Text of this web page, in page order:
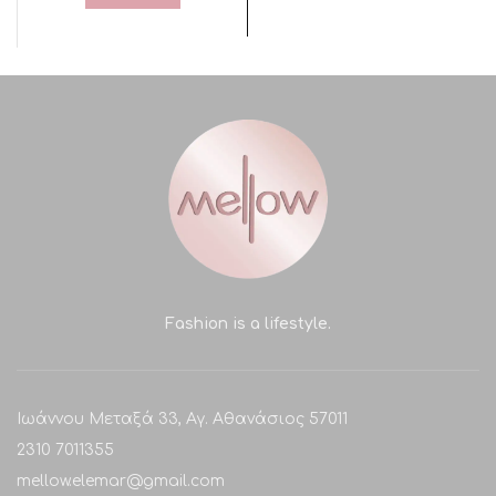
Fashion is a lifestyle.
Ιωάννου Μεταξά 33, Αγ. Αθανάσιος 57011
2310 7011355
mellow.elemar@gmail.com